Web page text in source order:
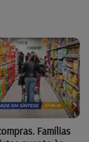
Famílias